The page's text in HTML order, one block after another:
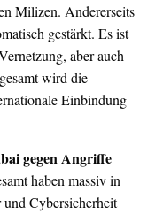
Milizen. Andererseits
gestärkt. Es ist
aber auch
wird die
Einbindung
gegen Angriffe
haben massiv in
Cybersicherheit